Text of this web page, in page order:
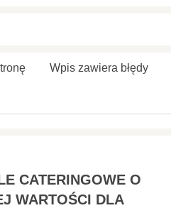
Wpis zawiera błędy
CATERINGOWE O
WARTOŚCI DLA